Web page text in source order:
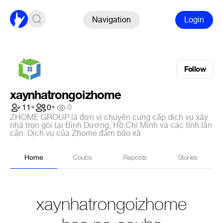
Navigation Login
Follow
xaynhatrongoizhome
11• 0•
0
ZHOME GROUP là đơn vị chuyên cung cấp dịch vụ xây
nhà trọn gói tại Bình Dương, Hồ Chí Minh và các tỉnh lân
cận. Dịch vụ của Zhome đảm bảo xâ
Home Coubs Reposts Stories
xaynhatrongoizhome